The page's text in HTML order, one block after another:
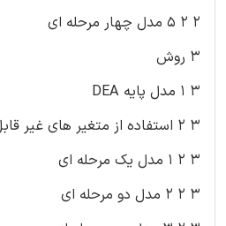
۲ ۲ ۵ مدل چهار مرحله ای
۳ روش
۳ ۱ مدل پایه DEA
۳ ۲ استفاده از متغیر های غیر قابل کنترل
۳ ۲ ۱ مدل یک مرحله ای
۳ ۲ ۲ مدل دو مرحله ای